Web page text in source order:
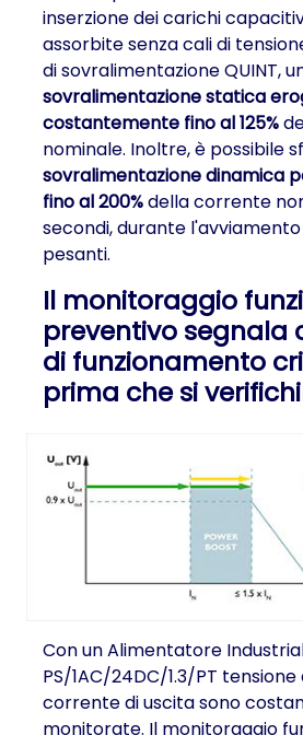
inserzione dei carichi
assorbite senza cali di
di sovralimentazione QUINT,
sovralimentazione statica
costantemente fino al 125%
nominale. Inoltre, è possibile
sovralimentazione dinamica
fino al 200%della corrente
secondi, durante
pesanti.
Il monitoraggio
preventivo segnala
di funzionamento
prima che si
Con un Alimentatore
PS/1AC/24DC/1.3/PT
corrente di uscita sono
monitorate. Il monitoraggio